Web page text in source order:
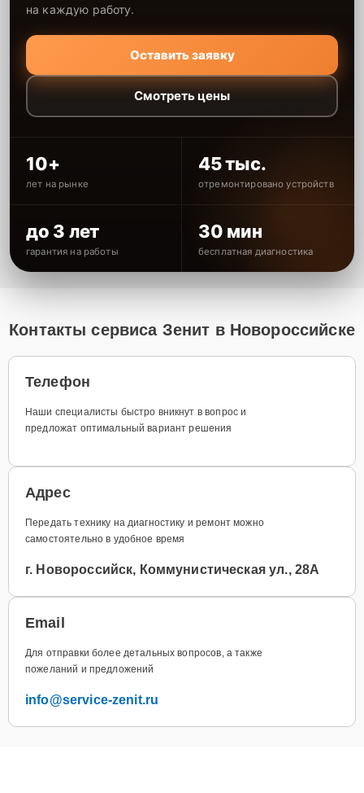
на каждую работу.
Оставить заявку
Смотреть цены
10+
лет на рынке
45 тыс.
отремонтировано устройств
до 3 лет
гарантия на работы
30 мин
бесплатная диагностика
Контакты сервиса Зенит в Новороссийске
Телефон
Наши специалисты быстро вникнут в вопрос и
предложат оптимальный вариант решения
Адрес
Передать технику на диагностику и ремонт можно
самостоятельно в удобное время
г. Новороссийск, Коммунистическая ул., 28А
Email
Для отправки более детальных вопросов, а также
пожеланий и предложений
info@service-zenit.ru